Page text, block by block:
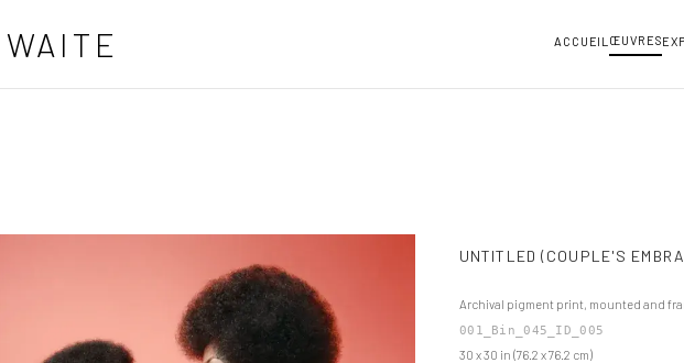
ACCUEIL ŒUVRES
UNTITLED (COUPLE'S
Archival pigment print, mounted and
001_Bin_045_ID_005
30 x 30 in (76.2 x 76.2 cm)